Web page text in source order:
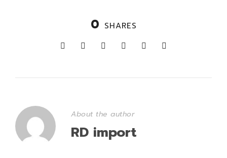
0 SHARES
About the author
RD import